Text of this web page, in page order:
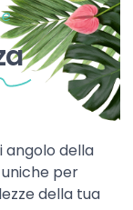
angolo della
per
della tua